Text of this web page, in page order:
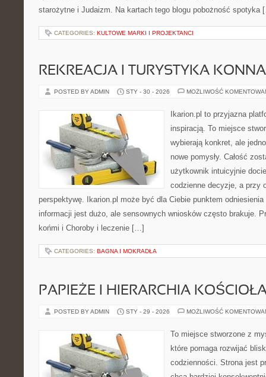
starożytne i Judaizm. Na kartach tego blogu pobożność spotyka
CATEGORIES: KULTOWE MARKI I PROJEKTANCI
REKREACJA I TURYSTYKA KONNA
POSTED BY ADMIN STY - 30 - 2026 MOŻLIWOŚĆ
Ikarion.pl to przyjazna
inspiracją. To miejsce
wybierają konkret, ale
nowe pomysły. Całość
użytkownik intuicyjnie
codzienne decyzje, a przy
perspektywę. Ikarion.pl może być dla Ciebie punktem
informacji jest dużo, ale sensownych wniosków często brakuje.
końmi i Choroby i leczenie […]
CATEGORIES: BAGNA I MOKRADŁA
PAPIEŻE I HIERARCHIA
POSTED BY ADMIN STY - 29 - 2026 MOŻLIWOŚĆ
To miejsce stworzone z
które pomaga rozwijać
codzienności. Strona jest